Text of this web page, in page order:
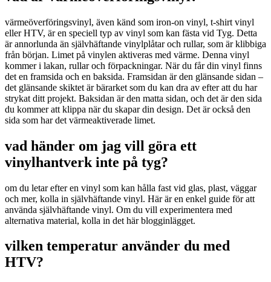
värmeöverföringsvinyl, även känd som iron-on vinyl, t-shirt vinyl
eller HTV, är en speciell typ av vinyl som kan fästa vid Tyg. Detta
är annorlunda än självhäftande vinylplåtar och rullar, som är klibbiga
från början. Limet på vinylen aktiveras med värme. Denna vinyl
kommer i lakan, rullar och förpackningar. När du får din vinyl finns
det en framsida och en baksida. Framsidan är den glänsande sidan –
det glänsande skiktet är bärarket som du kan dra av efter att du har
strykat ditt projekt. Baksidan är den matta sidan, och det är den sida
du kommer att klippa när du skapar din design. Det är också den
sida som har det värmeaktiverade limet.
vad händer om jag vill göra ett
vinylhantverk inte på tyg?
om du letar efter en vinyl som kan hålla fast vid glas, plast, väggar
och mer, kolla in självhäftande vinyl. Här är en enkel guide för att
använda självhäftande vinyl. Om du vill experimentera med
alternativa material, kolla in det här blogginlägget.
vilken temperatur använder du med
HTV?